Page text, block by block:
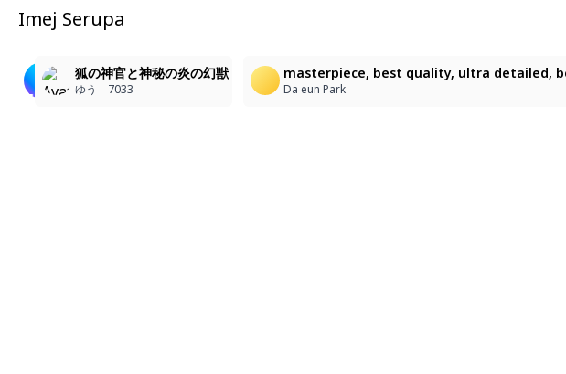
Imej Serupa
狐耳の巫女と霊獣の伝説
phase9701
小さなお社の神使様
牧野翔
狐の神官と神秘の炎の幻獣
ゆう 7033
masterpiece, best quality, ultra detailed,
Da eun Park